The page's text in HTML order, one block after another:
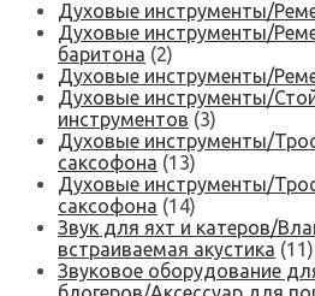
Духовые инструменты/
Духовые инструменты/
баритона (2)
Духовые инструменты/
Духовые инструменты/
инструментов (3)
Духовые инструменты/
саксофона (13)
Духовые инструменты/
саксофона (14)
Звук для яхт и катеров/
встраиваемая акустика (11)
Звуковое оборудование